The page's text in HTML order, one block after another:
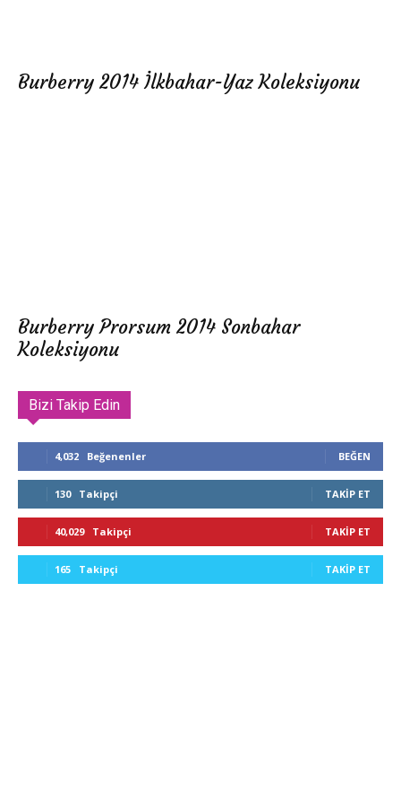
Burberry 2014 İlkbahar-Yaz Koleksiyonu
Burberry Prorsum 2014 Sonbahar
Koleksiyonu
Bizi Takip Edin
4,032 Beğenenler BEĞEN
130 Takipçi TAKIP ET
40,029 Takipçi TAKIP ET
165 Takipçi TAKIP ET